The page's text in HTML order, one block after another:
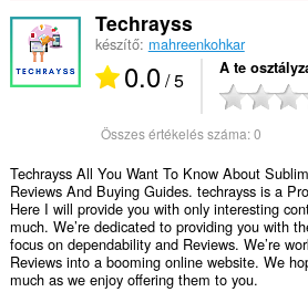
Techrayss
készítő: mahreenkohkar
0.0/ 5 A te
Összes értékelés száma:0
Techrayss All You Want To Know About
Reviews And Buying Guides. techrayss is a
Here I will provide you with only interesting
much. We’re dedicated to providing you with
focus on dependability and Reviews. We’re
Reviews into a booming online website. We
much as we enjoy offering them to you.